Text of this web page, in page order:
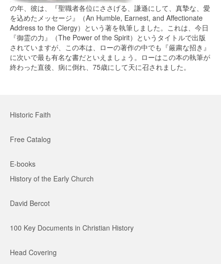
の年、彼は、『聖職者各位にささげる、謙遜にして、真摯な、愛
を込めたメッセージ』（An Humble, Earnest, and Affectionate
Address to the Clergy）という著を執筆しました。これは、今日
『御霊の力』（The Power of the Spirit）というタイトルで出版
されていますが、この本は、ローの著作の中でも『厳粛な招き』
に次いで最も有名な書だといえましょう。ローはこの本の執筆が
終わった直後、病に倒れ、75歳にして天に召されました。
Historic Faith
Free Catalog
E-books
History of the Early Church
David Bercot
100 Key Documents in Christian History
Head Covering